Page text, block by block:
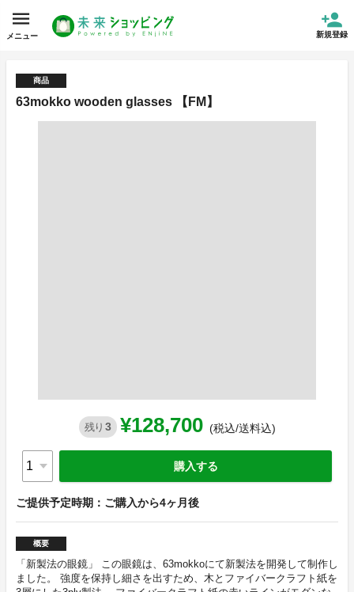
メニュー 新規登録
商品
63mokko wooden glasses 【FM】
残り 3 ¥128,700 (税込/送料込)
購入する
ご提供予定時期：ご購入から4ヶ月後
概要
「新製法の眼鏡」 この眼鏡は、63mokkoにて新製法を開発して制作し
ました。 強度を保持し細さを出すため、木とファイバークラフト紙を